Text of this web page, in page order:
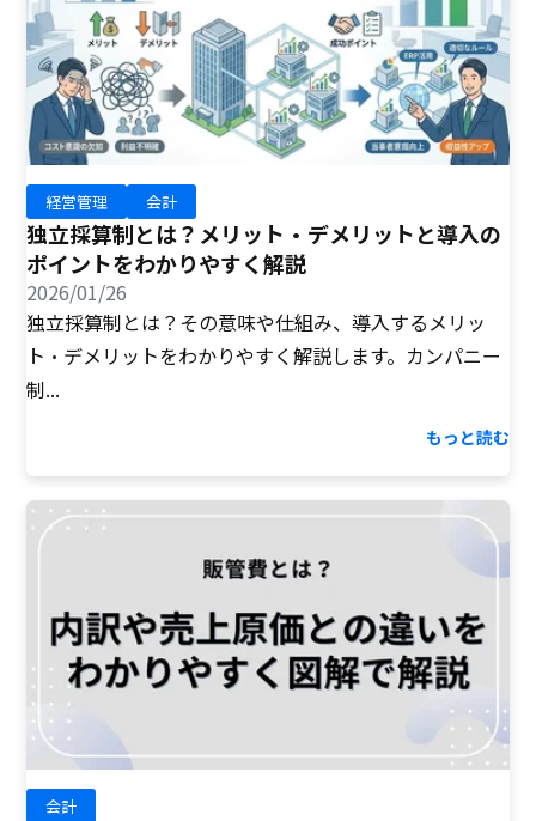
経営管理 会計
独立採算制とは？メリット・デメリットと導入の
ポイントをわかりやすく解説
2026/01/26
独立採算制とは？その意味や仕組み、導入するメリッ
ト・デメリットをわかりやすく解説します。カンパニー
制...
もっと読む
会計